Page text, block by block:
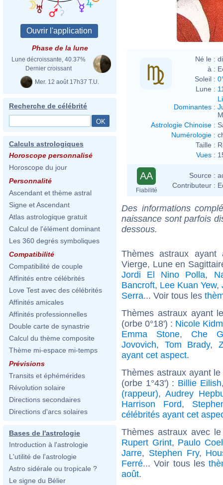
Phase de la lune
Lune décroissante, 40.37%
Dernier croissant
Mer. 12 août 17h37 T.U.
Recherche de célébrité
Calculs astrologiques
Horoscope personnalisé
Horoscope du jour
Personnalité
Ascendant et thème astral
Signe et Ascendant
Atlas astrologique gratuit
Calcul de l'élément dominant
Les 360 degrés symboliques
Compatibilité
Compatibilité de couple
Affinités entre célébrités
Love Test avec des célébrités
Affinités amicales
Affinités professionnelles
Double carte de synastrie
Calcul du thème composite
Thème mi-espace mi-temps
Prévisions
Transits et éphémérides
Révolution solaire
Directions secondaires
Directions d'arcs solaires
Bases de l'astrologie
Introduction à l'astrologie
L'utilité de l'astrologie
Astro sidérale ou tropicale ?
Le signe du Bélier
Né le :
à :
Soleil :
Lune :
Dominantes :
Astrologie Chinoise :
Numérologie :
Taille :
Vues :
AA
Fiabilité
Source :
Contributeur :
Des informations
naissance sont parfois
dessous.
Thèmes astraux
Vierge, Lune en
Jordi El Nino Polla,
Bancroft, Lee Kuan Yew,
Serra... Voir tous les
Thèmes astraux ayant
(orbe 0°18') : Nicole
Emma Stone, Che
Jovovich, Tom Brady,
ayant cet aspect.
Thèmes astraux ayant
(orbe 1°43') : Billie Eilish
(rappeur), Audrey
Harrison Ford,
célébrités ayant cet
Thèmes astraux avec
Rupert Grint, Paulo
Jarre, Stephen Fry,
Ferré... Voir tous les
août.